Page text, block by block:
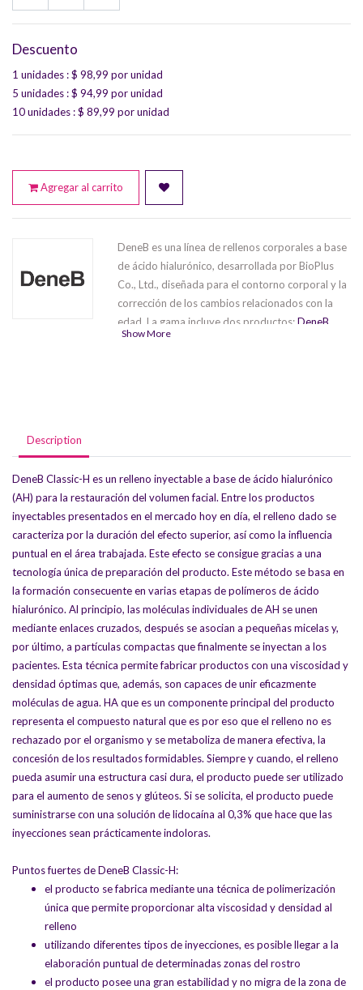
Descuento
1 unidades : $ 98,99 por unidad
5 unidades : $ 94,99 por unidad
10 unidades : $ 89,99 por unidad
Agregar al carrito
DeneB es una línea de rellenos corporales a base
de ácido hialurónico, desarrollada por BioPlus
Co., Ltd., diseñada para el contorno corporal y la
corrección de los cambios relacionados con la
edad. La gama incluye dos productos:DeneB
Classic-Hy
Show More
Description
DeneB Classic-H es un relleno inyectable a base de ácido hialurónico
(AH) para la restauración del volumen facial. Entre los productos
inyectables presentados en el mercado hoy en día, el relleno dado se
caracteriza por la duración del efecto superior, así como la influencia
puntual en el área trabajada. Este efecto se consigue gracias a una
tecnología única de preparación del producto. Este método se basa en
la formación consecuente en varias etapas de polímeros de ácido
hialurónico. Al principio, las moléculas individuales de AH se unen
mediante enlaces cruzados, después se asocian a pequeñas micelas y,
por último, a partículas compactas que finalmente se inyectan a los
pacientes. Esta técnica permite fabricar productos con una viscosidad y
densidad óptimas que, además, son capaces de unir eficazmente
moléculas de agua. HA que es un componente principal del producto
representa el compuesto natural que es por eso que el relleno no es
rechazado por el organismo y se metaboliza de manera efectiva, la
concesión de los resultados formidables. Siempre y cuando, el relleno
pueda asumir una estructura casi dura, el producto puede ser utilizado
para el aumento de senos y glúteos. Si se solicita, el producto puede
suministrarse con una solución de lidocaína al 0,3% que hace que las
inyecciones sean prácticamente indoloras.
Puntos fuertes de DeneB Classic-H:
el producto se fabrica mediante una técnica de polimerización
única que permite proporcionar alta viscosidad y densidad al
relleno
utilizando diferentes tipos de inyecciones, es posible llegar a la
elaboración puntual de determinadas zonas del rostro
el producto posee una gran estabilidad y no migra de la zona de